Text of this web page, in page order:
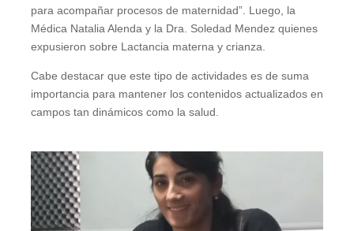
para acompañar procesos de maternidad”. Luego, la
Médica Natalia Alenda y la Dra. Soledad Mendez quienes
expusieron sobre Lactancia materna y crianza.
Cabe destacar que este tipo de actividades es de suma
importancia para mantener los contenidos actualizados en
campos tan dinámicos como la salud.